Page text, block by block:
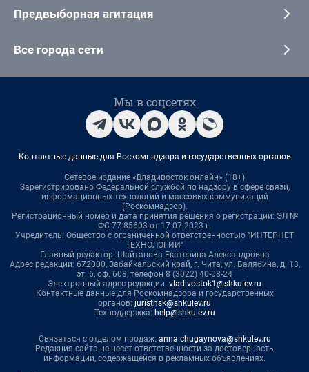
Предвыборная агитация
Все города сети
Мы в соцсетях
Контактные данные для Роскомнадзора и государственных органов
Сетевое издание «Владивосток онлайн» (18+)
Зарегистрировано Федеральной службой по надзору в сфере связи,
информационных технологий и массовых коммуникаций
(Роскомнадзор).
Регистрационный номер и дата принятия решения о регистрации: ЭЛ №
ФС 77-85603 от 17.07.2023 г.
Учредитель: Общество с ограниченной ответственностью "ИНТЕРНЕТ
ТЕХНОЛОГИИ"
Главный редактор: Шайтанова Екатерина Александровна
Адрес редакции: 672000, Забайкальский край, г. Чита, ул. Балябина, д. 13,
эт. 6, оф. 608, телефон 8 (3022) 40-08-24
Электронный адрес редакции: vladivostok1@shkulev.ru
Контактные данные для Роскомнадзора и государственных
органов: juristnsk@shkulev.ru
Техподдержка: help@shkulev.ru
Связаться с отделом продаж: anna.chugaynova@shkulev.ru
Редакция сайта не несет ответственности за достоверность
информации, содержащейся в рекламных объявлениях.